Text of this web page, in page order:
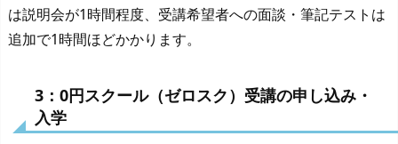
は説明会が1時間程度、受講希望者への面談・筆記テストは
追加で1時間ほどかかります。
3：0円スクール（ゼロスク）受講の申し込み・
入学